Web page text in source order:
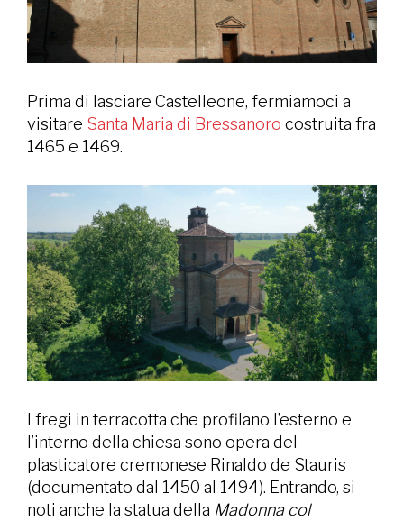
Prima di lasciare Castelleone, fermiamoci a
visitare Santa Maria di Bressanoro costruita fra
1465 e 1469.
I fregi in terracotta che profilano l’esterno e
l’interno della chiesa sono opera del
plasticatore cremonese Rinaldo de Stauris
(documentato dal 1450 al 1494). Entrando, si
noti anche la statua della Madonna col